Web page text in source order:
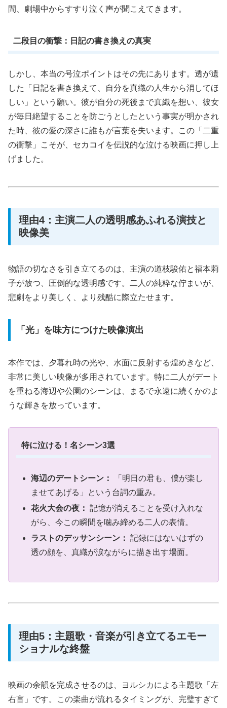
間、劇場中からすすり泣く声が聞こえてきます。
二段目の衝撃：日記の書き換えの真実
しかし、本当の号泣ポイントはその先にあります。透が遺
した「日記を書き換えて、自分を真織の人生から消してほ
しい」という願い。彼が自分の死後まで真織を想い、彼女
が毎日絶望することを防ごうとしたという事実が明かされ
た時、彼の愛の深さに誰もが言葉を失います。この「二重
の衝撃」こそが、セカコイを伝説的な泣ける映画に押し上
げました。
理由4：主演二人の透明感あふれる演技と
映像美
物語の切なさを引き立てるのは、主演の道枝駿佑と福本莉
子が放つ、圧倒的な透明感です。二人の純粋な佇まいが、
悲劇をより美しく、より残酷に際立たせます。
「光」を味方につけた映像演出
本作では、夕暮れ時の光や、水面に反射する煌めきなど、
非常に美しい映像が多用されています。特に二人がデート
を重ねる海辺や公園のシーンは、まるで永遠に続くかのよ
うな輝きを放っています。
特に泣ける！名シーン3選
海辺のデートシーン：
「明日の君も、僕が楽し
ませてあげる」という台詞の重み。
花火大会の夜： 記憶が消えることを受け入れな
がら、今この瞬間を噛み締める二人の表情。
ラストのデッサンシーン： 記録にはないはずの
透の顔を、真織が涙ながらに描き出す場面。
理由5：主題歌・音楽が引き立てるエモー
ショナルな終盤
映画の余韻を完成させるのは、ヨルシカによる主題歌「左
右盲」です。この楽曲が流れるタイミングが、完璧すぎて